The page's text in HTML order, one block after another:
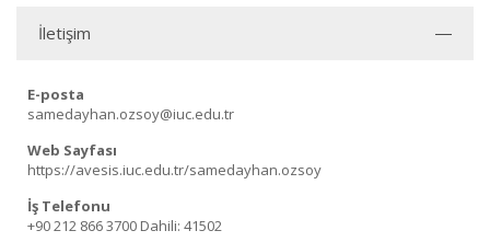
İletişim
E-posta
samedayhan.ozsoy@iuc.edu.tr
Web Sayfası
https://avesis.iuc.edu.tr/samedayhan.ozsoy
İş Telefonu
+90 212 866 3700 Dahili: 41502